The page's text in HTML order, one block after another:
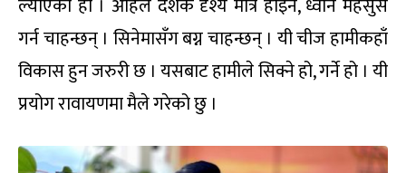
ल्याएको हो । अहिले दर्शक दृश्य मात्र होइन, ध्वनि महसुस
गर्न चाहन्छन् । सिनेमासँग बग्न चाहन्छन् । यी चीज हामीकहाँ
विकास हुन जरुरी छ । यसबाट हामीले सिक्ने हो, गर्ने हो । यी
प्रयोग रावायणमा मैले गरेको छु ।